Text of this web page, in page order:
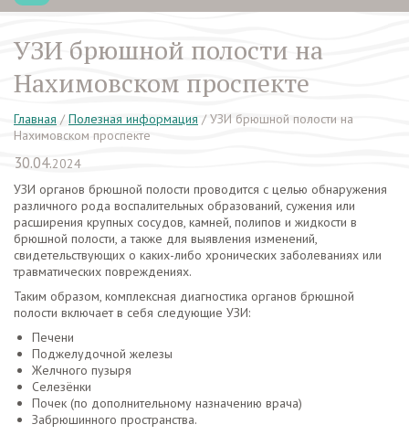
УЗИ брюшной полости на
Нахимовском проспекте
Главная / Полезная информация / УЗИ брюшной полости на
Нахимовском проспекте
30.04.2024
УЗИ органов брюшной полости проводится с целью обнаружения
различного рода воспалительных образований, сужения или
расширения крупных сосудов, камней, полипов и жидкости в
брюшной полости, а также для выявления изменений,
свидетельствующих о каких-либо хронических заболеваниях или
травматических повреждениях.
Таким образом, комплексная диагностика органов брюшной
полости включает в себя следующие УЗИ:
Печени
Поджелудочной железы
Желчного пузыря
Селезёнки
Почек (по дополнительному назначению врача)
Забрюшинного пространства.